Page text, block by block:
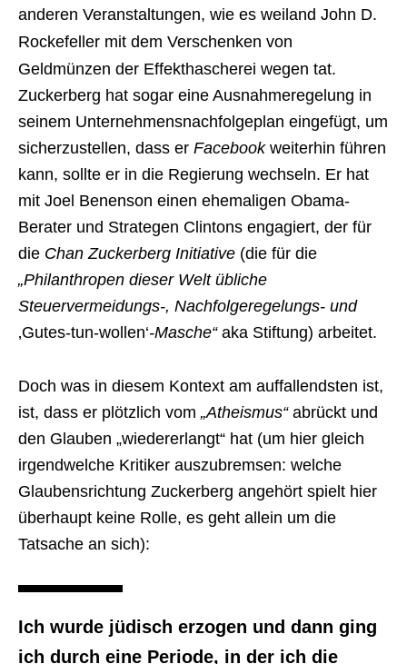
anderen Veranstaltungen, wie es weiland John D.
Rockefeller mit dem Verschenken von
Geldmünzen der Effekthascherei wegen tat.
Zuckerberg hat sogar eine Ausnahmeregelung in
seinem Unternehmensnachfolgeplan eingefügt, um
sicherzustellen, dass er Facebookweiterhin führen
kann, sollte er in die Regierung wechseln. Er hat
mit Joel Benenson einen ehemaligen Obama-
Berater und Strategen Clintons engagiert, der für
die Chan Zuckerberg Initiative (die für die
„Philanthropen dieser Welt übliche
Steuervermeidungs-, Nachfolgeregelungs- und
‚Gutes-tun-wollen‘-Masche“aka Stiftung) arbeitet.
Doch was in diesem Kontext am auffallendsten ist,
ist, dass er plötzlich vom „Atheismus“abrückt und
den Glauben „wiedererlangt“ hat (um hier gleich
irgendwelche Kritiker auszubremsen: welche
Glaubensrichtung Zuckerberg angehört spielt hier
überhaupt keine Rolle, es geht allein um die
Tatsache an sich):
Ich wurde jüdisch erzogen und dann ging
ich durch eine Periode, in der ich die